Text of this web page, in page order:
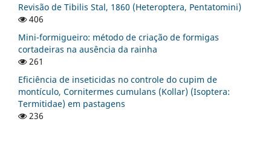
Revisão de Tibilis Stal, 1860 (Heteroptera, Pentatomini)
406
Mini-formigueiro: método de criação de formigas
cortadeiras na ausência da rainha
261
Eficiência de inseticidas no controle do cupim de
montículo, Cornitermes cumulans (Kollar) (Isoptera:
Termitidae) em pastagens
236